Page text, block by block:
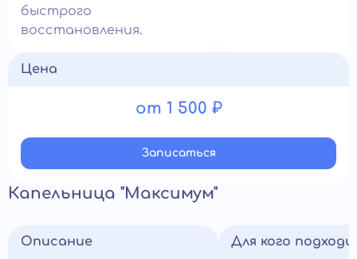
быстрого
восстановления.
Цена
от 1 500 ₽
Записатьcя
Капельница "Максимум"
Описание Для кого